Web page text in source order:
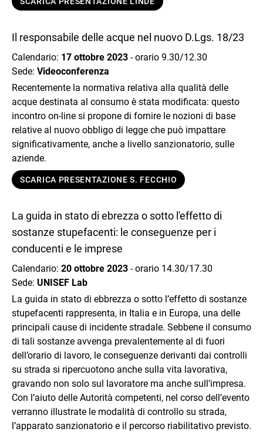
Il responsabile delle acque nel nuovo D.Lgs. 18/23
Calendario: 17 ottobre 2023 - orario 9.30/12.30​​​​​​​
Sede: Videoconferenza
Recentemente la normativa relativa alla qualità delle
acque destinata al consumo è stata modificata: questo
incontro on-line si propone di fornire le nozioni di base
relative al nuovo obbligo di legge che può impattare
significativamente, anche a livello sanzionatorio, sulle
aziende.
SCARICA PRESENTAZIONE S. FECCHIO
La guida in stato di ebrezza o sotto l'effetto di
sostanze stupefacenti: le conseguenze per i
conducenti e le imprese
Calendario: 20 ottobre 2023 - orario 14.30/17.30 ​​​​​​​
Sede: UNISEF Lab
La guida in stato di ebbrezza o sotto l’effetto di sostanze
stupefacenti rappresenta, in Italia e in Europa, una delle
principali cause di incidente stradale. Sebbene il consumo
di tali sostanze avvenga prevalentemente al di fuori
dell’orario di lavoro, le conseguenze derivanti dai controlli
su strada si ripercuotono anche sulla vita lavorativa,
gravando non solo sul lavoratore ma anche sull’impresa.
Con l’aiuto delle Autorità competenti, nel corso dell’evento
verranno illustrate le modalità di controllo su strada,
l’apparato sanzionatorio e il percorso riabilitativo previsto.